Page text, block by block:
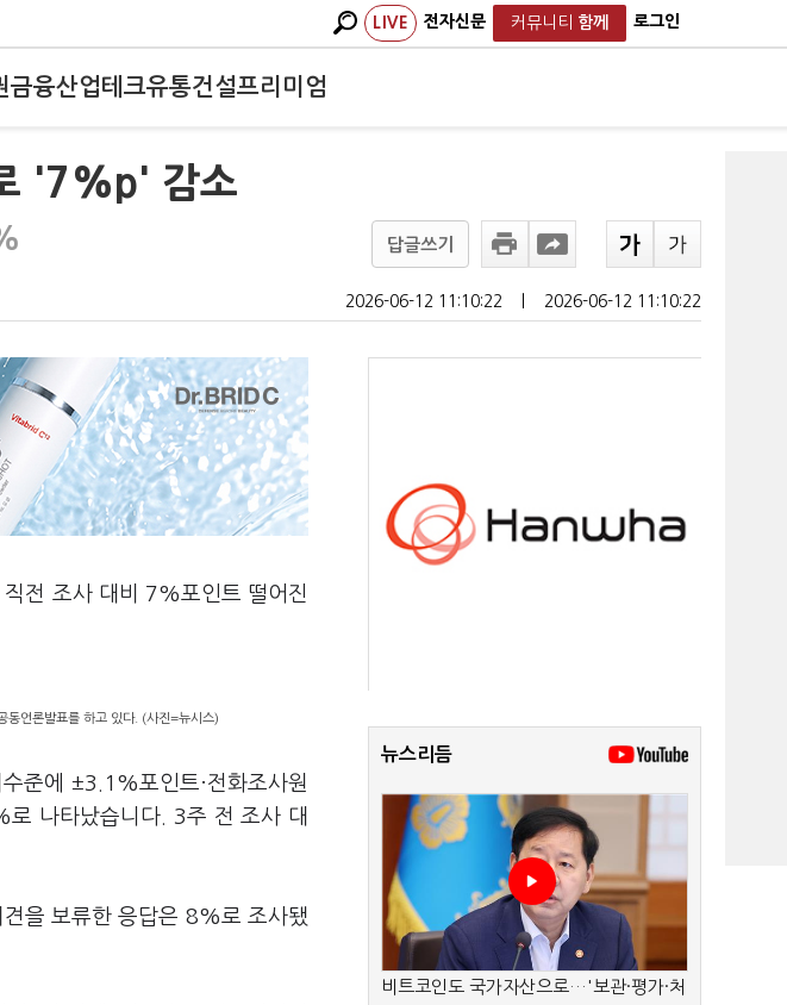
LIVE 전자신문 커뮤니티 함께 로그인
금융산업테크유통건설프리미엄
'7%p' 감소
답글쓰기
2026-06-12 11:10:22 2026-06-12 11:10:22
전 조사 대비 7%포인트 떨어진
동언론발표를 하고 있다. (사진=뉴시스)
준에 ±3.1%포인트·전화조사원
나타났습니다. 3주 전 조사 대
을 보류한 응답은 8%로 조사됐
뉴스리듬
비트코인도 국가자산으로…'보관·평가·처